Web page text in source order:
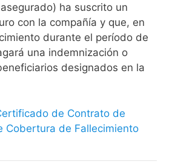
ha suscrito un
con la compañía y que, en
durante el período de
una indemnización o
designados en la
de Contrato de
Cobertura de Fallecimiento